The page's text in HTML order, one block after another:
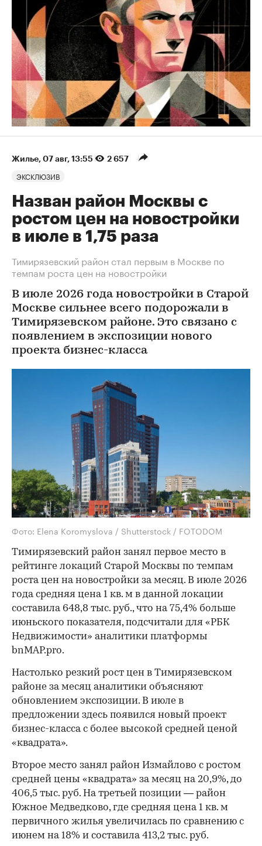
Жилье⁠, 07 авг, 13:55 2 657
ЭКСКЛЮЗИВ
Назван район Москвы с
ростом цен на новостройки
в июле в 1,75 раза
Тимирязевский район стал первым в Москве по
темпам роста цен на новостройки
В июле 2026 года новостройки в Старой
Москве сильнее всего подорожали в
Тимирязевском районе. Это связано с
появлением в экспозиции нового
проекта бизнес-класса
Фото: Elena Koromyslova / Shutterstock / FOTODOM
Тимирязевский район занял первое место в
рейтинге локаций Старой Москвы по темпам
роста цен на новостройки за месяц. В июле 2026
года средняя цена 1 кв. м в данной локации
составила 648,8 тыс. руб., что на 75,4% больше
июньского показателя, подсчитали для «РБК
Недвижимости» аналитики платформы
bnMAP.pro.
Настолько резкий рост цен в Тимирязевском
районе за месяц аналитики объясняют
обновлением экспозиции. В июле в
предложении здесь появился новый проект
бизнес-класса с более высокой средней ценой
«квадрата».
Второе место занял район Измайлово с ростом
средней цены «квадрата» за месяц на 20,9%, до
406,5 тыс. руб. На третьей позиции — район
Южное Медведково, где средняя цена 1 кв. м
первичного жилья увеличилась по сравнению с
июнем на 18% и составила 413,2 тыс. руб.